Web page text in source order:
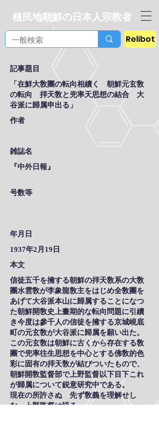
植民地朝鮮の日本人宗教者
Relibot
記事題目
「在鮮大敎團の転向相續く 朝鮮元玄敎
の転向 拝天敎と兜率天思想の結合 大
谷派に歸属申出る」
作者
雑誌名
『中外日報』
号数等
年月日
1937年2月19日
本文
信徒五千を擁する朝鮮の拝天敎系の大敎
團水雲敎が李象龍敎主をはじめ全敎團を
あげて大谷派本山に歸属することになつ
た朝鮮開敎史上畫期的な転向問題に引續
き今度は參千人の信徒を擁する京城峴底
町の元玄敎が大谷派に歸属を願い出た。
この元玄敎は朝鮮に古くから存在する敎
團で兜率往生思想を中心とする佛敎的色
彩に固有の拝天敎が結びついたもので、
朝鮮開敎監督部で上野監督以下目下これ
が歸属について鋭意研究中である。
現在の所許さぬ 先ず敎義を理解せし
む 上野監督は語る。